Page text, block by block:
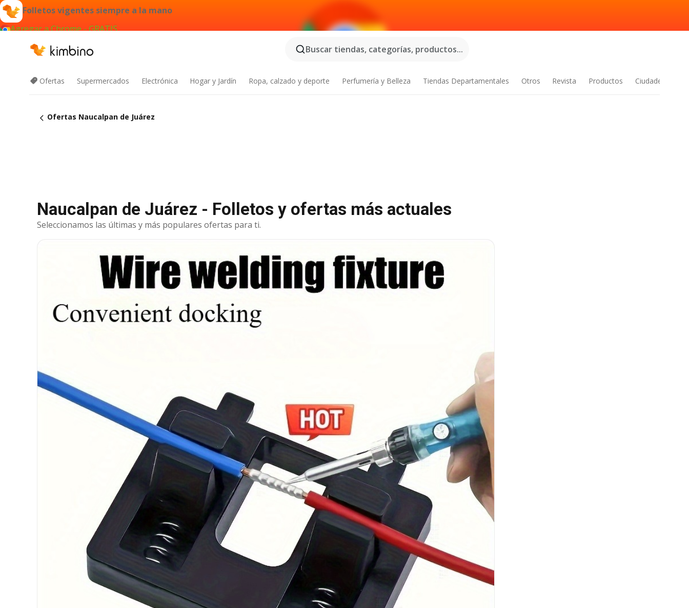
Folletos vigentes siempre a la mano
Agregar a Chrome - GRATIS
Buscar tiendas, categorías, productos...
Ofertas Supermercados Electrónica Hogar y Jardín Ropa, calzado y deporte Perfumería y Belleza Tiendas Departamentales Otros Revista Productos Ciudades
Ofertas Naucalpan de Juárez
Naucalpan de Juárez - Folletos y ofertas más actuales
Seleccionamos las últimas y más populares ofertas para ti.